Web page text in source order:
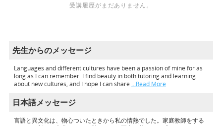
受講履歴がまだありません。
先生からのメッセージ
Languages and different cultures have been a passion of mine for as
long as I can remember. I find beauty in both tutoring and learning
about new cultures, and I hope I can share …Read More
日本語メッセージ
言語と異文化は、物心ついたときから私の情熱でした。家庭教師をする